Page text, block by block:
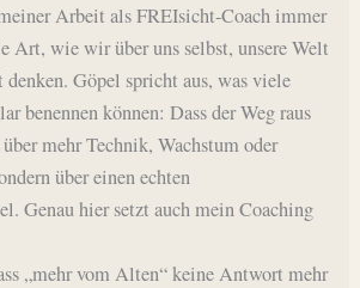
Arbeit als FREIsicht-Coach immer
Art, wie wir über uns selbst, unsere Welt
denken. Göpel spricht aus, was viele
benennen können: Dass der Weg raus
mehr Technik, Wachstum oder
über einen echten
Genau hier setzt auch mein Coaching
„mehr vom Alten“ keine Antwort mehr